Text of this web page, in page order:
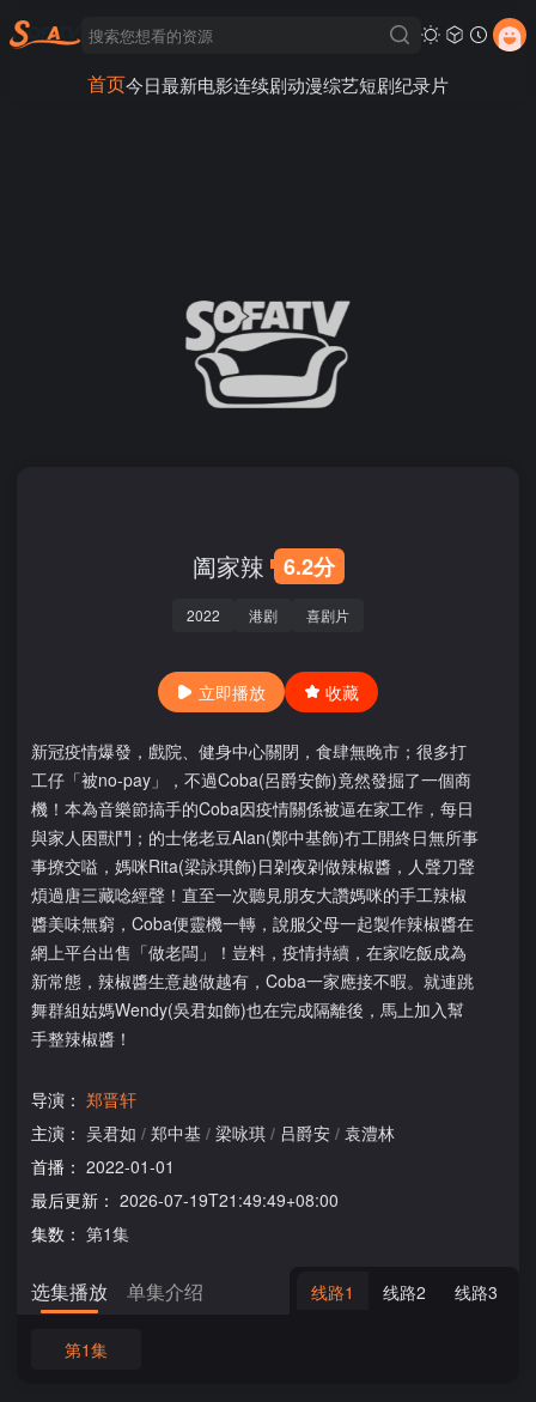
首页今日最新电影连续剧动漫综艺短剧纪录片
阖家辣 6.2分
2022 港剧 喜剧片
立即播放 收藏
新冠疫情爆發，戲院、健身中心關閉，食肆無晚市；很多打
工仔「被no-pay」，不過Coba(呂爵安飾)竟然發掘了一個商
機！本為音樂節搞手的Coba因疫情關係被逼在家工作，每日
與家人困獸鬥；的士佬老豆Alan(鄭中基飾)冇工開終日無所事
事撩交嗌，媽咪Rita(梁詠琪飾)日刴夜刴做辣椒醬，人聲刀聲
煩過唐三藏唸經聲！直至一次聽見朋友大讚媽咪的手工辣椒
醬美味無窮，Coba便靈機一轉，說服父母一起製作辣椒醬在
網上平台出售「做老闆」！豈料，疫情持續，在家吃飯成為
新常態，辣椒醬生意越做越有，Coba一家應接不暇。就連跳
舞群組姑媽Wendy(吳君如飾)也在完成隔離後，馬上加入幫
手整辣椒醬！
导演： 郑晋轩
主演： 吴君如 / 郑中基 / 梁咏琪 / 吕爵安 / 袁澧林
首播： 2022-01-01
最后更新： 2026-07-19T21:49:49+08:00
集数： 第1集
选集播放 单集介绍 线路1 线路2 线路3
第1集